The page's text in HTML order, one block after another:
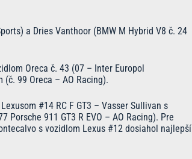
a Dries Vanthoor (BMW M Hybrid V8 č. 24
Oreca č. 43 (07 – Inter Europol
(č. 99 Oreca – AO Racing).
#14 RC F GT3 – Vasser Sullivan s
Porsche 911 GT3 R EVO – AO Racing). Pre
s vozidlom Lexus #12 dosiahol najlepší